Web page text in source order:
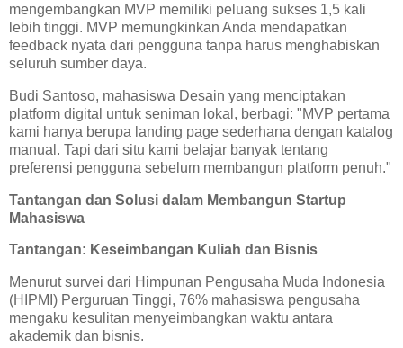
mengembangkan MVP memiliki peluang sukses 1,5 kali
lebih tinggi. MVP memungkinkan Anda mendapatkan
feedback nyata dari pengguna tanpa harus menghabiskan
seluruh sumber daya.
Budi Santoso, mahasiswa Desain yang menciptakan
platform digital untuk seniman lokal, berbagi: "MVP pertama
kami hanya berupa landing page sederhana dengan katalog
manual. Tapi dari situ kami belajar banyak tentang
preferensi pengguna sebelum membangun platform penuh."
Tantangan dan Solusi dalam Membangun Startup
Mahasiswa
Tantangan: Keseimbangan Kuliah dan Bisnis
Menurut survei dari Himpunan Pengusaha Muda Indonesia
(HIPMI) Perguruan Tinggi, 76% mahasiswa pengusaha
mengaku kesulitan menyeimbangkan waktu antara
akademik dan bisnis.